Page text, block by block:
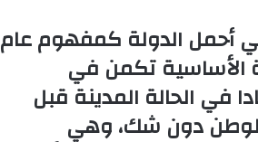
أحمل الدولة كمفهوم عام
الأساسية تكمن في
في الحالة المدينة قبل
للوطن دون شك، وهي